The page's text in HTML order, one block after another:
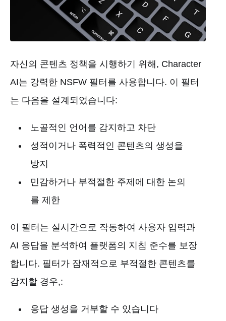
자신의 콘텐츠 정책을 시행하기 위해, Character
AI는 강력한 NSFW 필터를 사용합니다. 이 필터
는 다음을 설계되었습니다:
노골적인 언어를 감지하고 차단
성적이거나 폭력적인 콘텐츠의 생성을
방지
민감하거나 부적절한 주제에 대한 논의
를 제한
이 필터는 실시간으로 작동하여 사용자 입력과
AI 응답을 분석하여 플랫폼의 지침 준수를 보장
합니다. 필터가 잠재적으로 부적절한 콘텐츠를
감지할 경우,:
응답 생성을 거부할 수 있습니다